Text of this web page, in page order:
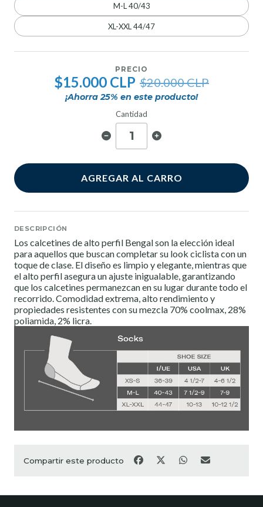
M-L 40/43
XL-XXL 44/47
PRECIO
$15.000 CLP $20.000 CLP
¡Ahorra25% en este producto!
Cantidad
AGREGAR AL CARRO
DESCRIPCIÓN
Los calcetines de alto perfil Bengal son la elección ideal
para aquellos que buscan completar su look ciclista con un
toque de clase. El diseño es limpio y elegante, mientras que
el alto perfil asegura un ajuste inigualable, garantizando
que los calcetines permanezcan en su lugar durante todo el
recorrido. Comodidad extrema, alto rendimiento y
propiedades resistentes con su mezcla 70% coolmax, 28%
poliamida, 2% licra.
Compartir este producto